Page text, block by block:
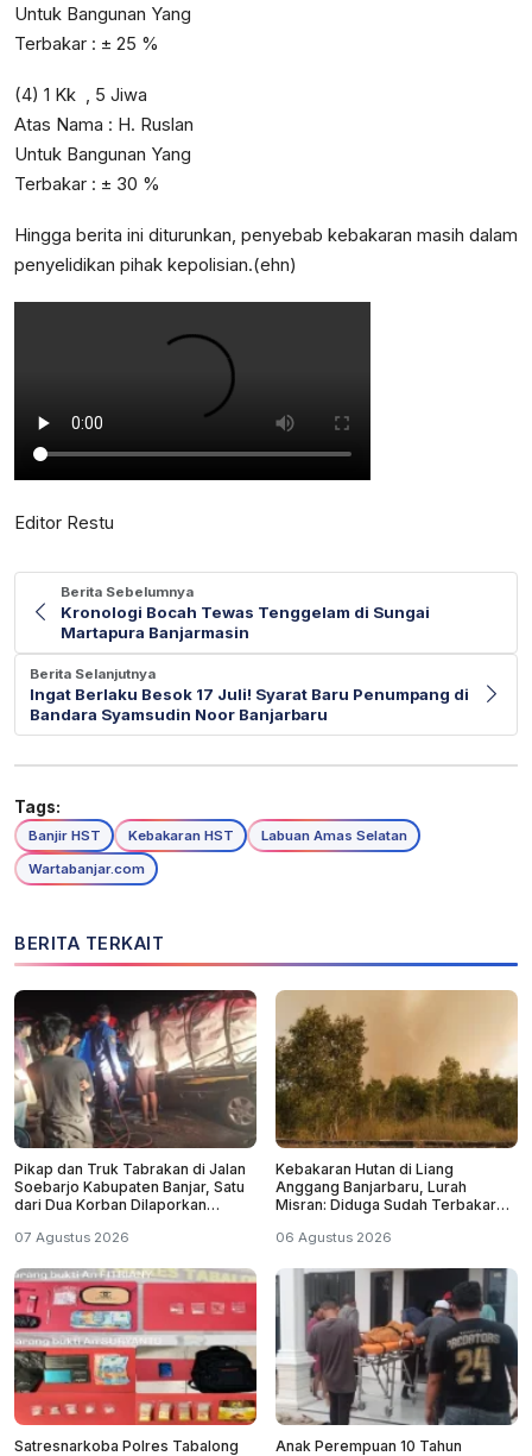
Untuk Bangunan Yang
Terbakar : ± 25 %
(4) 1 Kk , 5 Jiwa
Atas Nama : H. Ruslan
Untuk Bangunan Yang
Terbakar : ± 30 %
Hingga berita ini diturunkan, penyebab kebakaran masih dalam
penyelidikan pihak kepolisian.(ehn)
Editor Restu
Berita Sebelumnya
Kronologi Bocah Tewas Tenggelam di Sungai
Martapura Banjarmasin
Berita Selanjutnya
Ingat Berlaku Besok 17 Juli! Syarat Baru Penumpang di
Bandara Syamsudin Noor Banjarbaru
Tags:
Banjir HST Kebakaran HST
Labuan Amas Selatan
Wartabanjar.com
BERITA TERKAIT
Pikap dan Truk Tabrakan di Jalan
Soebarjo Kabupaten Banjar, Satu
dari Dua Korban Dilaporkan
07 Agustus 2026
Kebakaran Hutan di Liang
Anggang Banjarbaru, Lurah
Misran: Diduga Sudah Terbakar
06 Agustus 2026
Satresnarkoba Polres Tabalong
Anak Perempuan 10 Tahun